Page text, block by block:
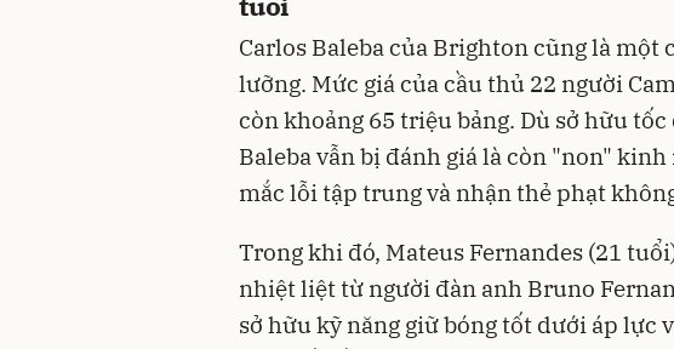
Carlos Baleba của Brighton cũng là một
lưỡng. Mức giá của cầu thủ 22 người
còn khoảng 65 triệu bảng. Dù sở hữu
Baleba vẫn bị đánh giá là còn "non"
mắc lỗi tập trung và nhận thẻ phạt
Trong khi đó, Mateus Fernandes (21
nhiệt liệt từ người đàn anh Bruno
sở hữu kỹ năng giữ bóng tốt dưới áp lực